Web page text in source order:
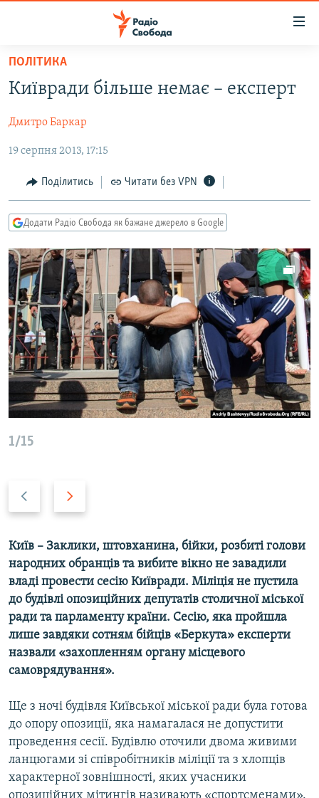
Перейти
основного
Перейти
до
навігації
Перейти
до
пошуку
РАДІО СВОБОДА – 70 РОКІВ
ВСЕ ЗА ДОБУ
СТАТТІ
ПОЛІТИКА
ЕКОНОМІКА
СУСПІЛЬСТВО
КУЛЬТУРА
СПОРТ
УКРАЇНА
СВІТ
ВІЙНА
РОСІЙСЬКА «ФІЛЬТРАЦІЯ»
ДОНБАС.РЕАЛІЇ
КРИМ.РЕАЛІЇ
ТИ ЯК?
СХЕМИ
ПРИАЗОВ’Я
КИТАЙ.ВИКЛИКИ
МУЛЬТИМЕДІА
ФОТО
СПЕЦПРОЄКТИ
ПОДКАСТИ
РУС
УКР
КТАТ
ДОЛУЧАЙСЯ!
Усі сайти RFE/RL
ПОЛІТИКА
Київради більше немає – експерт
Дмитро Баркар
19 серпня 2013, 17:15
Поділитись Читати без VPN
Додати Радіо Свобода як бажане джерело в Google
1/15
Назад Вперед
Київ – Заклики, штовханина, бійки, розбиті голови
народних обранців та вибите вікно не завадили
владі провести сесію Київради. Міліція не пустила
до будівлі опозиційних депутатів столичної міської
ради та парламенту країни. Сесію, яка пройшла
лише завдяки сотням бійців «Беркута» експерти
назвали «захопленням органу місцевого
самоврядування».
Ще з ночі будівля Київської міської ради була готова
до опору опозиції, яка намагалася не допустити
проведення сесії. Будівлю оточили двома живими
ланцюгами зі співробітників міліції та з хлопців
характерної зовнішності, яких учасники